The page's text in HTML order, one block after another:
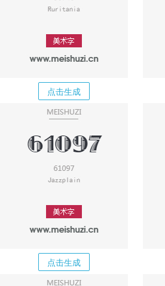
点击生成
点击生成